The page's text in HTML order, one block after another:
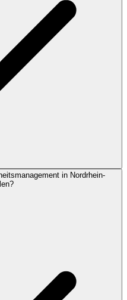
in Nordrhein-
Westfalen?